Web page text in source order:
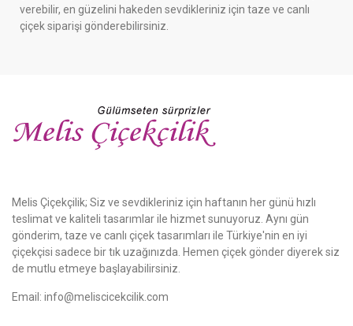
verebilir, en güzelini hakeden sevdikleriniz için taze ve canlı
çiçek siparişi gönderebilirsiniz.
Melis Çiçekçilik; Siz ve sevdikleriniz için haftanın her günü hızlı
teslimat ve kaliteli tasarımlar ile hizmet sunuyoruz. Aynı gün
gönderim, taze ve canlı çiçek tasarımları ile Türkiye'nin en iyi
çiçekçisi sadece bir tık uzağınızda. Hemen çiçek gönder diyerek siz
de mutlu etmeye başlayabilirsiniz.
Email: info@meliscicekcilik.com